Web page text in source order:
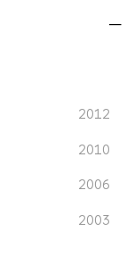
2012
2010
2006
2003